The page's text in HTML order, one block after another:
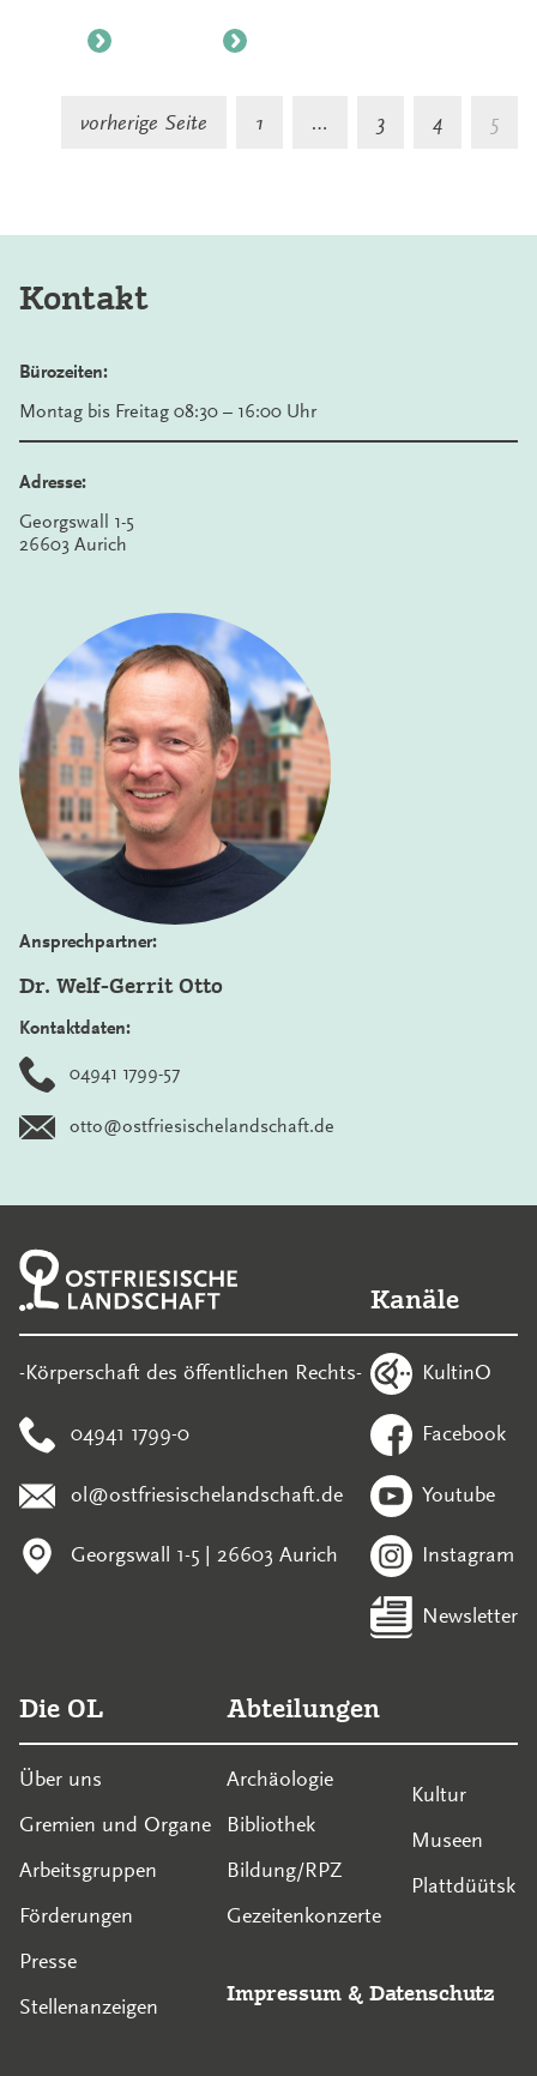
vorherige Seite 1 … 3 4 5
Kontakt
Bürozeiten:
Montag bis Freitag 08:30 – 16:00 Uhr
Adresse:
Georgswall 1-5
26603 Aurich
Ansprechpartner:
Dr. Welf-Gerrit Otto
Kontaktdaten:
04941 1799-57
otto@ostfriesischelandschaft.de
-Körperschaft des öffentlichen Rechts-
04941 1799-0
ol@ostfriesischelandschaft.de
Georgswall 1-5 | 26603 Aurich
Kanäle
KultinO
Facebook
Youtube
Instagram
Newsletter
Die OL
Über uns
Gremien und Organe
Arbeitsgruppen
Förderungen
Presse
Stellenanzeigen
Abteilungen
Archäologie
Bibliothek
Bildung/RPZ
Gezeitenkonzerte
Kultur
Museen
Plattdüütsk
Impressum & Datenschutz